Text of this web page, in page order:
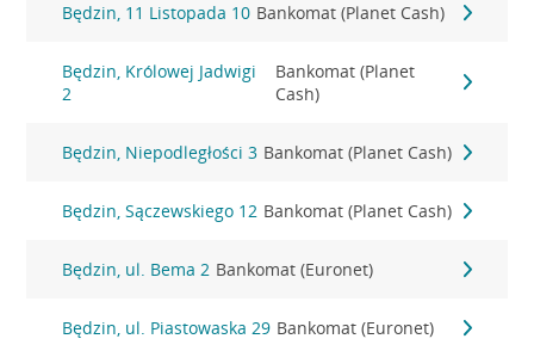
Będzin, 11 Listopada 10 Bankomat (Planet Cash)
Będzin, Królowej Jadwigi
2
Bankomat (Planet
Cash)
Będzin, Niepodległości 3 Bankomat (Planet Cash)
Będzin, Sączewskiego 12 Bankomat (Planet Cash)
Będzin, ul. Bema 2 Bankomat (Euronet)
Będzin, ul. Piastowaska 29 Bankomat (Euronet)